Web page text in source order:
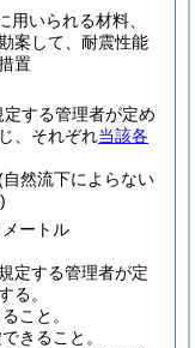
用いられる材料、
案して、耐震性能
置
定する管理者が定め
、それぞれ当該各
自然流下によらない
ートル
定する管理者が定
る。
こと。
きること。